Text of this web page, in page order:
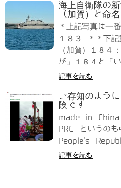
海上自衛隊の新
（加賀）と命
＊上記写真は一
１８３ ＊＊下記
（加賀）１８
が」１８４と「
記事を読む
ご存知のよう
険です
made in
PRC というのも
People's
記事を読む